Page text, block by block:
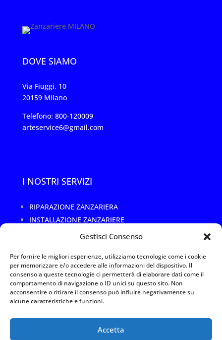
Gestisci Consenso
Per fornire le migliori esperienze, utilizziamo tecnologie come i cookie
per memorizzare e/o accedere alle informazioni del dispositivo. Il
consenso a queste tecnologie ci permetterà di elaborare dati come il
comportamento di navigazione o ID unici su questo sito. Non
acconsentire o ritirare il consenso può influire negativamente su
alcune caratteristiche e funzioni.
Accetta
DOVE SIAMO
Via Fiuggi, 10
20159 Milano
Telefono: 800-120009
arteservice6@gmail.com
I NOSTRI SERVIZI
RIPARAZIONE ZANZARIERA
INSTALLAZIONE ZANZARIERE
CAMBIO RETE ROTTA O DANNEGGIATA
RIPARAZIONE TELAI ZANZARIERE
REALIZZAZIONI SU MISURA
Termini e utilizzo |
P.IVA 11088110967